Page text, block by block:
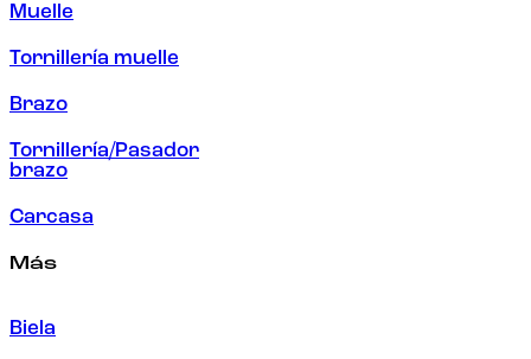
Muelle
Tornillería muelle
Brazo
Tornillería/Pasador
brazo
Carcasa
Más
Biela